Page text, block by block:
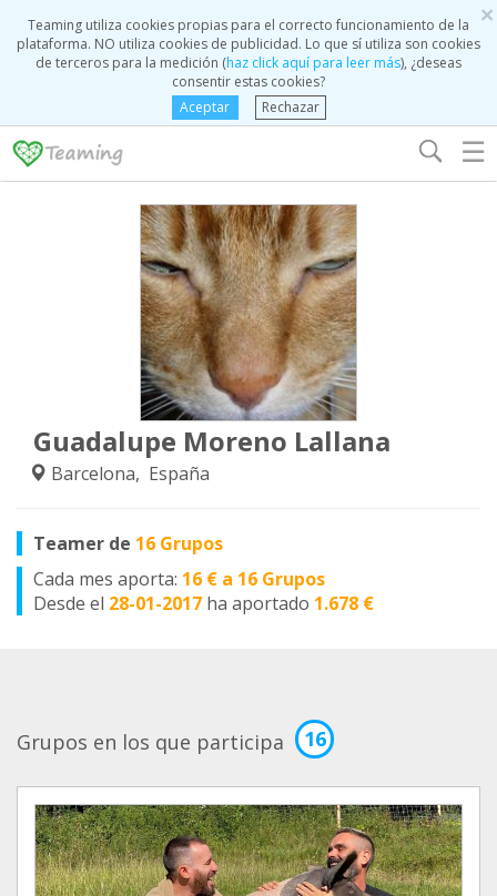
×
Teaming utiliza cookies propias para el correcto funcionamiento de la
plataforma. NO utiliza cookies de publicidad. Lo que sí utiliza son cookies
de terceros para la medición (haz click aquí para leer más), ¿deseas
consentir estas cookies?
Aceptar
Rechazar
☰
Guadalupe Moreno Lallana
Barcelona, España
Teamer de 16 Grupos
Cada mes aporta: 16 € a 16 Grupos
Desde el 28-01-2017 ha aportado 1.678 €
Grupos en los que participa 16